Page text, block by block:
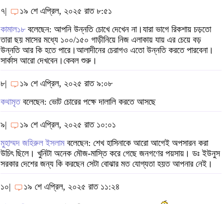
৭|
১৯ শে এপ্রিল, ২০২৫ রাত ৮:৫১
কামাল১৮বলেছেন: আপনি উন্নতি চোখে দেখেন না।যারা ভাগে রিকশায় চড়তো
তারা ছয় মাসের মধ্যে ১০০/১৫০ গাড়ীনিয়ে নিজ এলাকায় যায় এর চেয়ে বড়
উন্নতি আর কি হতে পারে।আলাদীনের চেরাগও এতো উন্নতি করতে পারবেনা।
সার্কাস আরো দেখবেন।কেবল শুরু।
৮|
১৯ শে এপ্রিল, ২০২৫ রাত ৯:০৮
কথামৃতবলেছেন: ভোট চোরের পক্ষে দালালি করতে আসছে
৯|
১৯ শে এপ্রিল, ২০২৫ রাত ১০:০১
মুহাম্মদ জহিরুল ইসলামবলেছেন: শেখ হাসিনাকে আরো আগেই অপসারন করা
উচিৎ ছিলে। খুনিটা অনেক মৌজ-মাস্তি করে গেছে জনগণের পয়সায়। ডঃ ইউনুস
সরকার দেশের জন্য কি করছেন সেটা বোঝার মত যোগ্যতা হয়ত আপনার নেই।
১০| ১৯ শে এপ্রিল, ২০২৫ রাত ১১:২৪